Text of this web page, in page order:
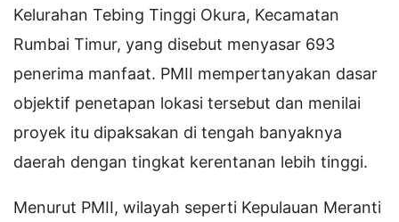
Kelurahan Tebing Tinggi Okura, Kecamatan
Rumbai Timur, yang disebut menyasar 693
penerima manfaat. PMII mempertanyakan dasar
objektif penetapan lokasi tersebut dan menilai
proyek itu dipaksakan di tengah banyaknya
daerah dengan tingkat kerentanan lebih tinggi.
Menurut PMII, wilayah seperti Kepulauan Meranti